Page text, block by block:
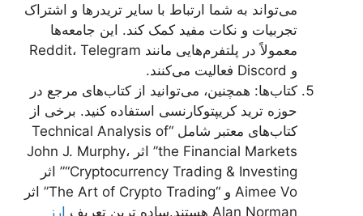
می‌تواند به شما ارتباط با سایر تریدرها و اشتراک
تجربیات و نکات مفید کمک کند. این جامعه‌ها
معمولاً در پلتفرم‌هایی مانند Reddit، Telegram
و Discord فعالیت می‌کنند.
کتاب‌ها: همچنین، می‌توانید از کتاب‌های مرجع در
حوزه ترید کریپتوکارنسی استفاده کنید. برخی از
کتاب‌های معتبر شامل “Technical Analysis of
the Financial Markets” اثر John J. Murphy،
“Cryptocurrency Trading & Investing” اثر
Aimee Vo و “The Art of Crypto Trading” اثر
Alan Norman هستند.ساده ترین تعریف
ارز